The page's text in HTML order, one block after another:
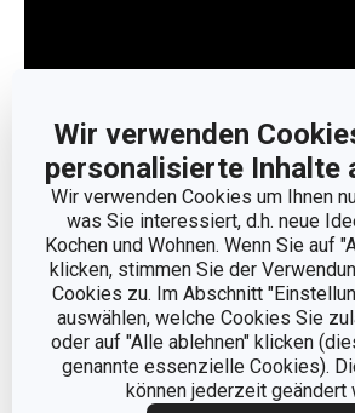
Wir verwenden
personalisierte Inhalte
Wir verwenden Cookies um Ihnen
was Sie interessiert, d.h. neue
Kochen und Wohnen. Wenn Sie auf
klicken, stimmen Sie der
Cookies zu. Im Abschnitt
auswählen, welche Cookies Sie
oder auf "Alle ablehnen" klicken
genannte essenzielle Cookies).
können jederzeit geändert
Weniger